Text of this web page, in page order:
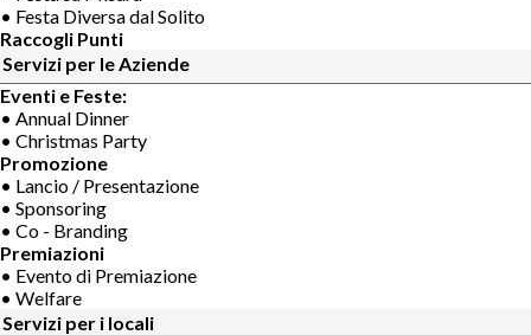
• Festa Diversa dal Solito
Raccogli Punti
Servizi per le Aziende
Eventi e Feste:
• Annual Dinner
• Christmas Party
Promozione
• Lancio / Presentazione
• Sponsoring
• Co - Branding
Premiazioni
• Evento di Premiazione
• Welfare
Servizi per i locali